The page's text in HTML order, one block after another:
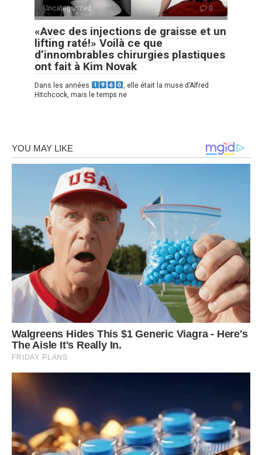
Uncategorized 0
«Avec des injections de graisse et un
lifting raté!» Voilà ce que
d’innombrables chirurgies plastiques
ont fait à Kim Novak
Dans les années
, elle était la muse d’Alfred
Hitchcock, mais le temps ne